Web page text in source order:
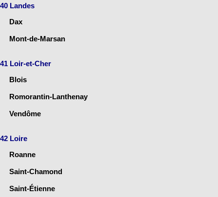
40 Landes
Dax
Mont-de-Marsan
41 Loir-et-Cher
Blois
Romorantin-Lanthenay
Vendôme
42 Loire
Roanne
Saint-Chamond
Saint-Étienne